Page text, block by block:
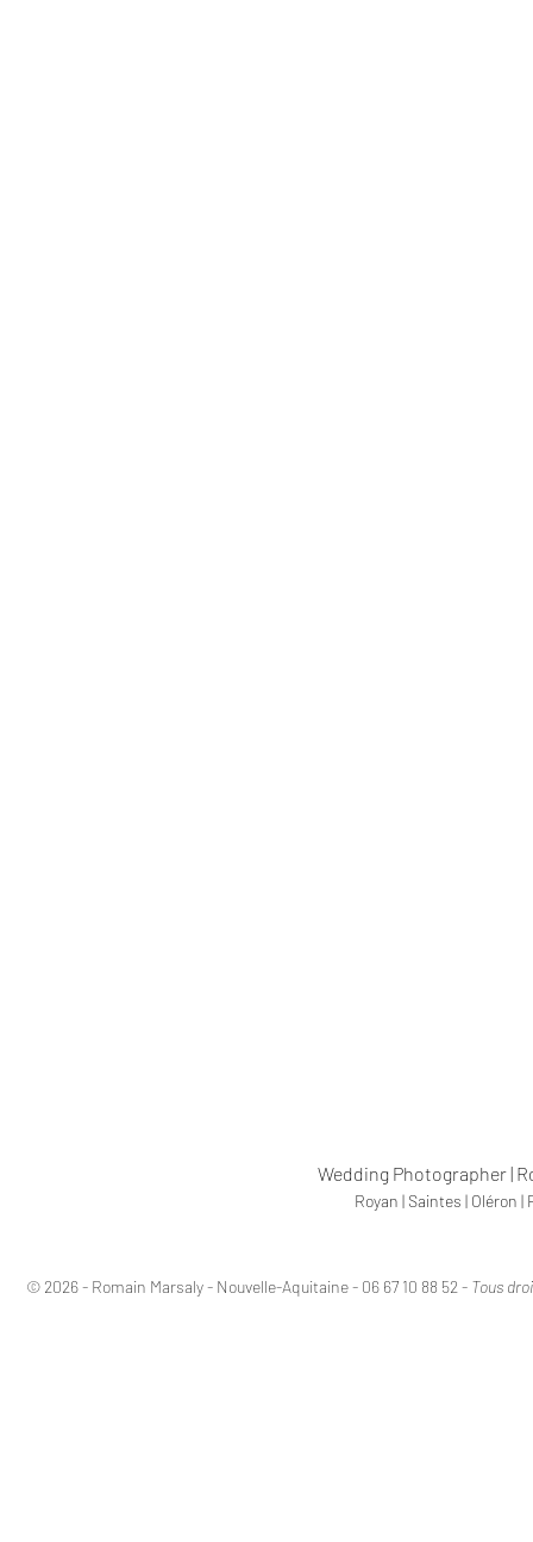
Wedding Photographer |
Royan | Saintes | Oléron |
© 2026 - Romain Marsaly - Nouvelle-Aquitaine - 06 67 10 88 52 - Tous